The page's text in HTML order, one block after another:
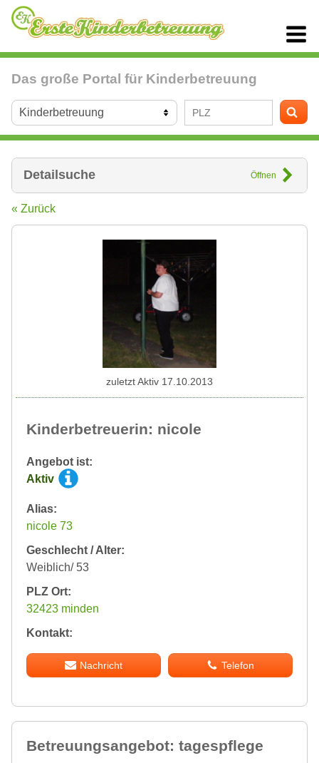
Das große Portal für Kinderbetreuung
Detailsuche Öffnen
« Zurück
Kinderbetreuerin: nicole
Angebot ist:
Aktiv
Alias:
nicole 73
Geschlecht / Alter:
Weiblich/ 53
PLZ Ort:
32423 minden
Kontakt:
Nachricht Telefon
zuletzt Aktiv 17.10.2013
Betreuungsangebot: tagespflege